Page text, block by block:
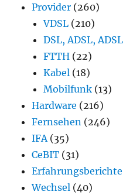
Provider (260)
VDSL (210)
DSL, ADSL,
FTTH (22)
Kabel (18)
Mobilfunk (13)
Hardware (216)
Fernsehen (246)
IFA (35)
CeBIT (31)
Erfahrungsberichte
Wechsel (40)